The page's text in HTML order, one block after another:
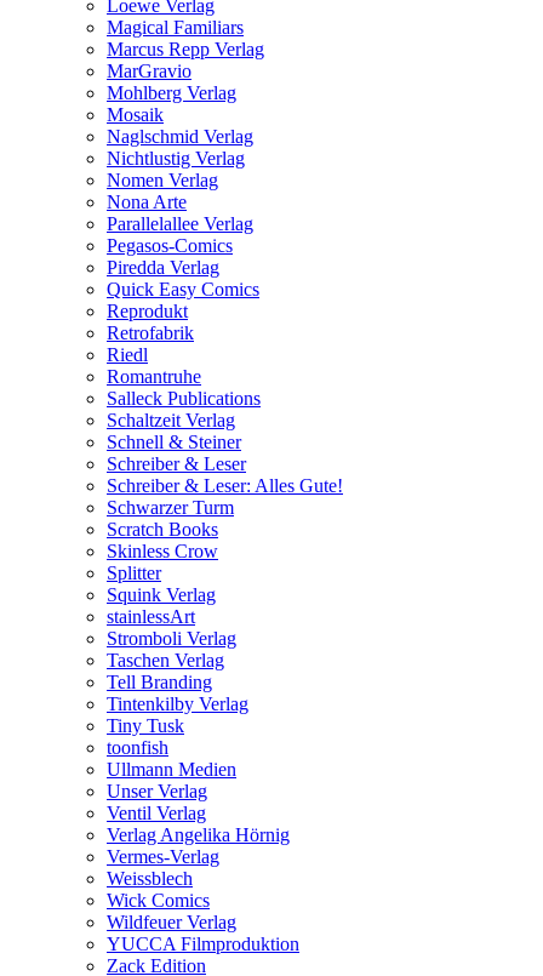
Loewe Verlag
Magical Familiars
Marcus Repp Verlag
MarGravio
Mohlberg Verlag
Mosaik
Naglschmid Verlag
Nichtlustig Verlag
Nomen Verlag
Nona Arte
Parallelallee Verlag
Pegasos-Comics
Piredda Verlag
Quick Easy Comics
Reprodukt
Retrofabrik
Riedl
Romantruhe
Salleck Publications
Schaltzeit Verlag
Schnell & Steiner
Schreiber & Leser
Schreiber & Leser: Alles Gute!
Schwarzer Turm
Scratch Books
Skinless Crow
Splitter
Squink Verlag
stainlessArt
Stromboli Verlag
Taschen Verlag
Tell Branding
Tintenkilby Verlag
Tiny Tusk
toonfish
Ullmann Medien
Unser Verlag
Ventil Verlag
Verlag Angelika Hörnig
Vermes-Verlag
Weissblech
Wick Comics
Wildfeuer Verlag
YUCCA Filmproduktion
Zack Edition